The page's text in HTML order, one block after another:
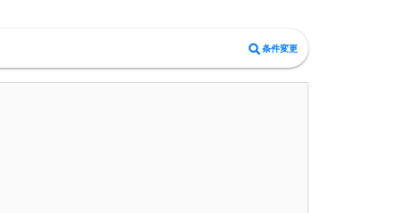
条件変更